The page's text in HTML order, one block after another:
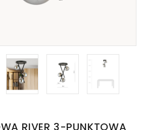
RIVER 3-PUNKTOWA